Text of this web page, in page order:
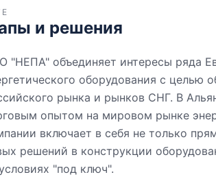
и решения
"НЕПА" объединяет интересы ряда
оборудования с целью
рынка и рынков СНГ. В
опытом на мировом рынке
включает в себя не только
решений в конструкции
"под ключ".